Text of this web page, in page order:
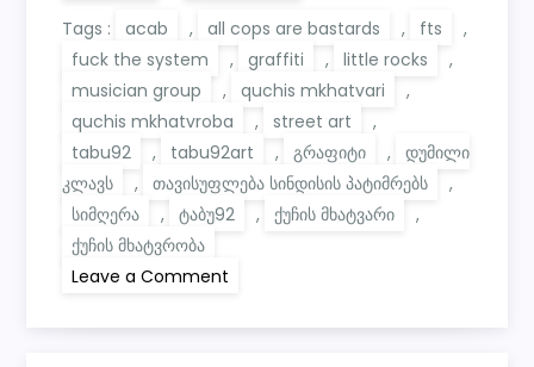
Tags :
acab , all cops are bastards , fts
,
fuck the system
, graffiti , little rocks
,
musician group
, quchis mkhatvari
,
quchis mkhatvroba
, street art
,
tabu92
, tabu92art , გრაფიტი ,
დუმილი
კლავს
, თავისუფლება სინდისის პატიმრებს
,
სიმღერა
, ტაბუ92 , ქუჩის მხატვარი
,
ქუჩის მხატვრობა
Leave a Comment
musical